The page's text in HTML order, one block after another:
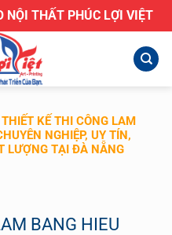
NỘI THẤT PHÚC LỢI VIỆT
THIẾT KẾ THI CÔNG LAM
NGHIỆP, UY TÍN,
LƯỢNG TẠI ĐÀ NẴNG
BANG HIEU